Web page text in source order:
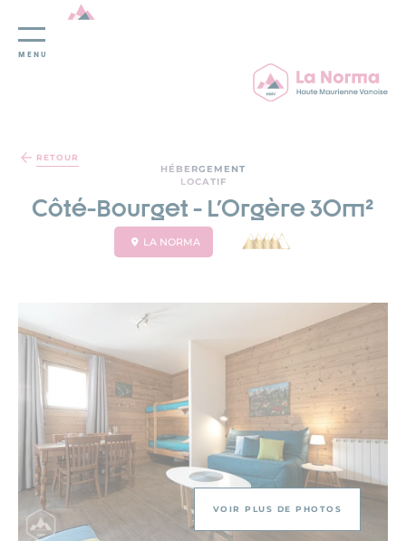
MENU
RETOUR
HÉBERGEMENT
LOCATIF
Côté-Bourget - L'Orgère 30m²
LA NORMA
VOIR PLUS DE PHOTOS